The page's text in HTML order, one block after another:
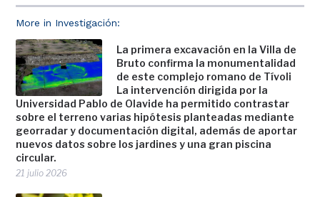
More in Investigación:
La primera excavación en la Villa de
Bruto confirma la monumentalidad
de este complejo romano de Tívoli
La intervención dirigida por la
Universidad Pablo de Olavide ha permitido contrastar
sobre el terreno varias hipótesis planteadas mediante
georradar y documentación digital, además de aportar
nuevos datos sobre los jardines y una gran piscina
circular.
21 julio 2026